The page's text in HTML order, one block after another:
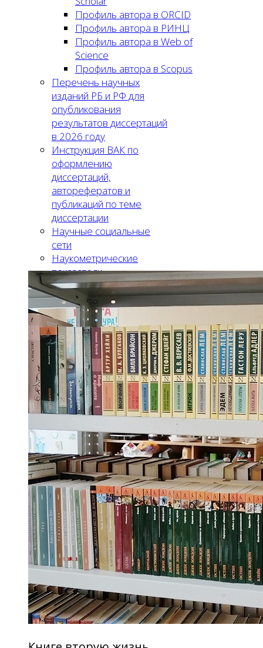
Профиль автора в ORCID
Профиль автора в РИНЦ
Профиль автора в Web of
Science
Профиль автора в Scopus
Перечень научных
изданий РБ и РФ для
опубликования
результатов диссертаций
в 2026 году
Инструкция ВАК по
оформлению
диссертаций,
авторефератов и
публикаций по теме
диссертации
Научные социальные
сети
Наукометрические
показатели